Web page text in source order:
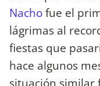
Nachofue el
lágrimas al
fiestas que
hace algunos
situación similar